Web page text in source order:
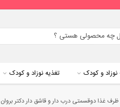
نوزاد و کودک تغذیه نوزاد و کودک
ظرف غذا دوقسمتی درب دار و قاشق دار دکتر بروان dr browns